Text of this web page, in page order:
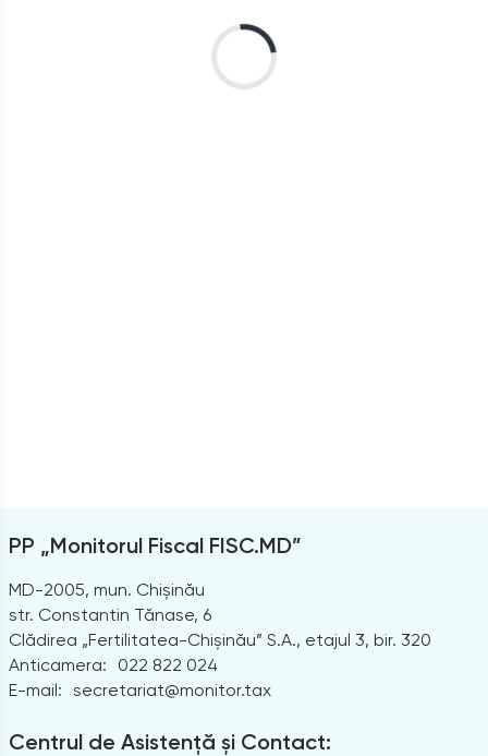
PP „Monitorul Fiscal FISC.MD”
MD-2005, mun. Chișinău
str. Constantin Tănase, 6
Clădirea „Fertilitatea-Chișinău” S.A., etajul 3, bir. 320
Anticamera:
022 822 024
E-mail: secretariat@monitor.tax
Centrul de Asistență și Contact: